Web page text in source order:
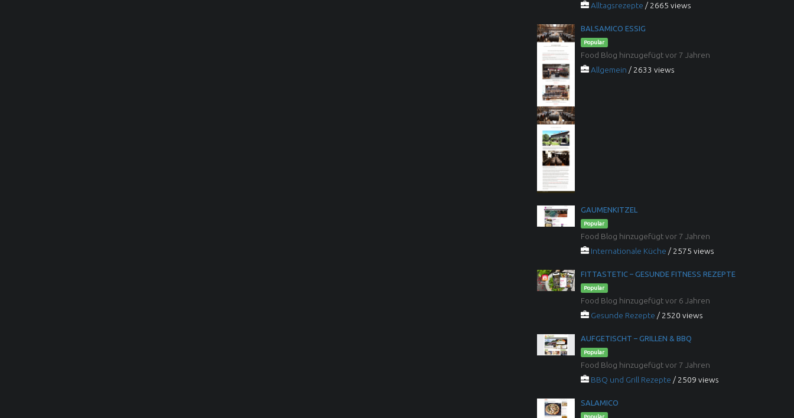
Alltagsrezepte / 2665 views
BALSAMICO ESSIG
Popular
Food Blog hinzugefügt vor 7 Jahren
Allgemein / 2633 views
GAUMENKITZEL
Popular
Food Blog hinzugefügt vor 7 Jahren
Internationale Küche / 2575 views
FITTASTETIC – GESUNDE FITNESS REZEPTE
Popular
Food Blog hinzugefügt vor 6 Jahren
Gesunde Rezepte / 2520 views
AUFGETISCHT – GRILLEN & BBQ
Popular
Food Blog hinzugefügt vor 7 Jahren
BBQ und Grill Rezepte / 2509 views
SALAMICO
Popular